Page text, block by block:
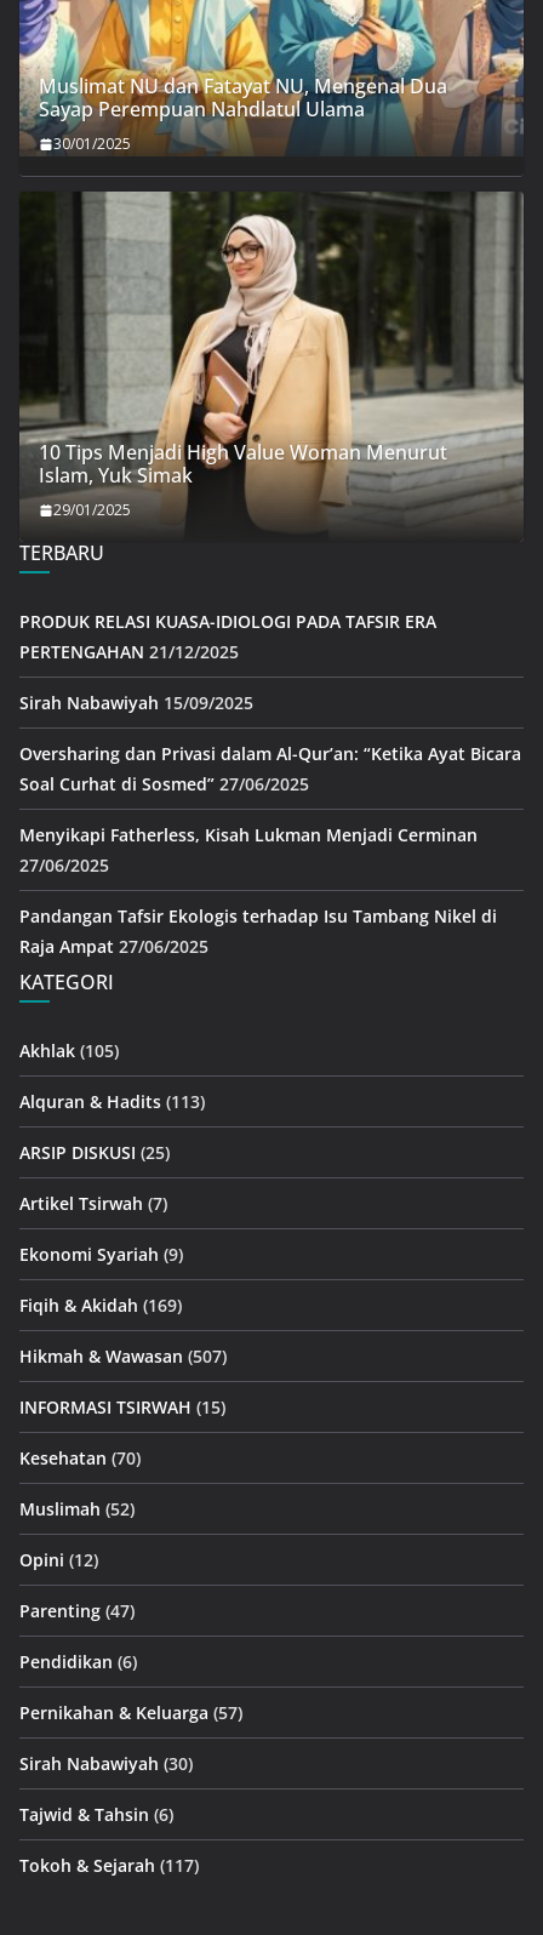
Muslimat NU dan Fatayat NU, Mengenal Dua
Sayap Perempuan Nahdlatul Ulama
30/01/2025
10 Tips Menjadi High Value Woman Menurut
Islam, Yuk Simak
29/01/2025
TERBARU
PRODUK RELASI KUASA-IDIOLOGI PADA TAFSIR ERA
PERTENGAHAN 21/12/2025
Sirah Nabawiyah 15/09/2025
Oversharing dan Privasi dalam Al-Qur’an: “Ketika Ayat Bicara
Soal Curhat di Sosmed” 27/06/2025
Menyikapi Fatherless, Kisah Lukman Menjadi Cerminan
27/06/2025
Pandangan Tafsir Ekologis terhadap Isu Tambang Nikel di
Raja Ampat 27/06/2025
KATEGORI
Akhlak (105)
Alquran & Hadits (113)
ARSIP DISKUSI (25)
Artikel Tsirwah (7)
Ekonomi Syariah (9)
Fiqih & Akidah (169)
Hikmah & Wawasan (507)
INFORMASI TSIRWAH (15)
Kesehatan (70)
Muslimah (52)
Opini (12)
Parenting (47)
Pendidikan (6)
Pernikahan & Keluarga (57)
Sirah Nabawiyah (30)
Tajwid & Tahsin (6)
Tokoh & Sejarah (117)